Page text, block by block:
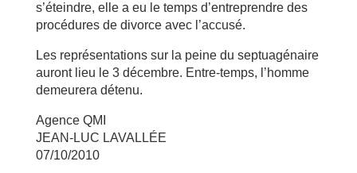
s’éteindre, elle a eu le temps d’entreprendre des
procédures de divorce avec l’accusé.
Les représentations sur la peine du septuagénaire
auront lieu le 3 décembre. Entre-temps, l’homme
demeurera détenu.
Agence QMI
JEAN-LUC LAVALLÉE
07/10/2010